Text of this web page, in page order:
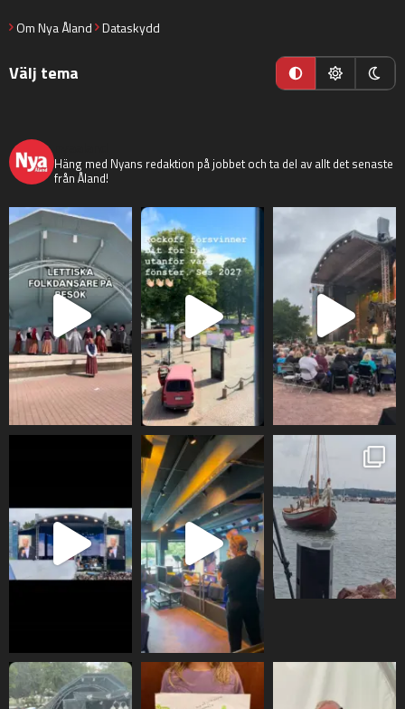
Om Nya Åland Dataskydd
Välj tema
Häng med Nyans redaktion på jobbet och ta del av allt det senaste
från Åland!